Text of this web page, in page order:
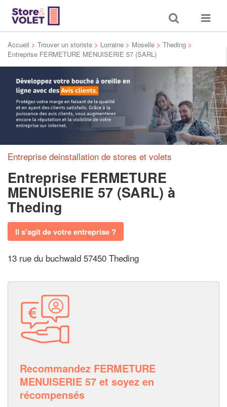
Toggle
search
Toggle
Accueil > Trouver un storiste > Lorraine > Moselle > Theding >
Entreprise FERMETURE MENUISERIE 57 (SARL)
Entreprise deinstallation de stores et volets
Entreprise FERMETURE
MENUISERIE 57 (SARL) à
Theding
Il s'agit de votre entreprise ?
13 rue du buchwald 57450 Theding
Recommandez FERMETURE
MENUISERIE 57 et soyez en
récompensés